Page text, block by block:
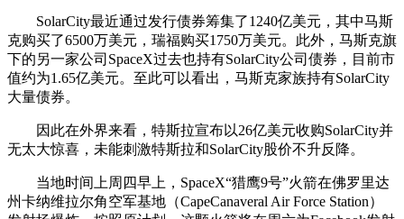
SolarCity最近通过发行债券筹集了1240亿美元，其中马斯
克购买了6500万美元，瑞福购买1750万美元。此外，马斯克旗
下的另一家公司SpaceX过去也持有SolarCity公司债券，目前市
值约为1.65亿美元。至此可以看出，马斯克家族持有SolarCity
大量债券。
因此在外界来看，特斯拉宣布以26亿美元收购SolarCity并
无太大惊喜，未能刺激特斯拉和SolarCity股价不升反降。
当地时间上周四早上，SpaceX“猎鹰9号”火箭在佛罗里达
州卡纳维拉尔角空军基地（CapeCanaveral Air Force Station）